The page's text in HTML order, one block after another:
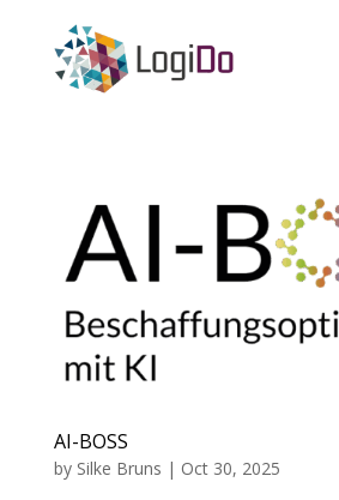
AI-BOSS
by Silke Bruns | Oct 30, 2025